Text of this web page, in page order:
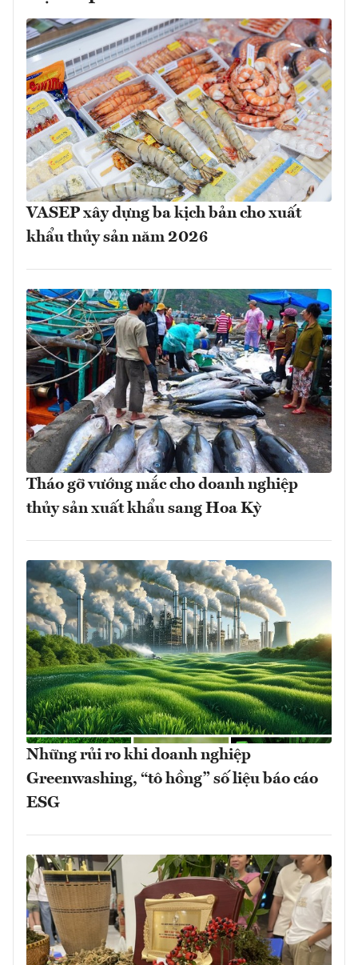
VASEP xây dựng ba kịch bản cho xuất
khẩu thủy sản năm 2026
Tháo gỡ vướng mắc cho doanh nghiệp
thủy sản xuất khẩu sang Hoa Kỳ
Những rủi ro khi doanh nghiệp
Greenwashing, “tô hồng” số liệu báo cáo
ESG